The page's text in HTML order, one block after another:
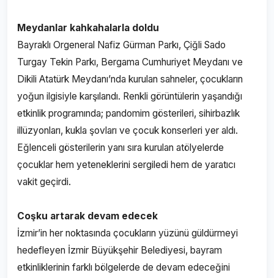
Meydanlar kahkahalarla doldu
Bayraklı Orgeneral Nafiz Gürman Parkı, Çiğli Sado
Turgay Tekin Parkı, Bergama Cumhuriyet Meydanı ve
Dikili Atatürk Meydanı’nda kurulan sahneler, çocukların
yoğun ilgisiyle karşılandı. Renkli görüntülerin yaşandığı
etkinlik programında; pandomim gösterileri, sihirbazlık
illüzyonları, kukla şovları ve çocuk konserleri yer aldı.
Eğlenceli gösterilerin yanı sıra kurulan atölyelerde
çocuklar hem yeteneklerini sergiledi hem de yaratıcı
vakit geçirdi.
Coşku artarak devam edecek
İzmir’in her noktasında çocukların yüzünü güldürmeyi
hedefleyen İzmir Büyükşehir Belediyesi, bayram
etkinliklerinin farklı bölgelerde de devam edeceğini